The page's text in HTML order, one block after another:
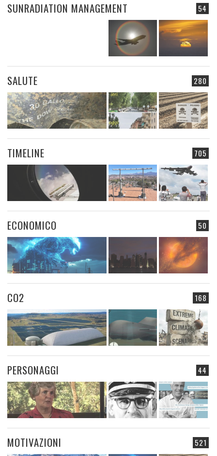
54
SUNRADIATION MANAGEMENT
280
SALUTE
705
TIMELINE
50
ECONOMICO
168
CO2
44
PERSONAGGI
521
MOTIVAZIONI